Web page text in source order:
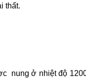
thất.
nung ở nhiệt độ